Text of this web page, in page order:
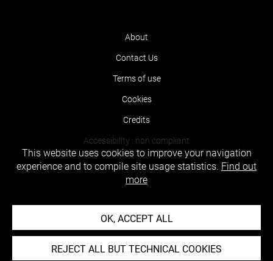
About
Contact Us
Terms of use
Cookies
Credits
Accessibility : non compliant
This website uses cookies to improve your navigation
experience and to compile site usage statistics. Find out
more
OK, ACCEPT ALL
REJECT ALL BUT TECHNICAL COOKIES